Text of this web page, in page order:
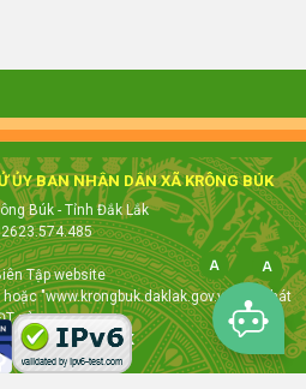
ỦY BAN NHÂN DÂN XÃ KRÔNG BÚK
Búk - Tỉnh Đắk Lắk
Tập website
"www.krongbuk.daklak.gov.vn" khi phát
này
bởiVNPT ĐẮK LẮK